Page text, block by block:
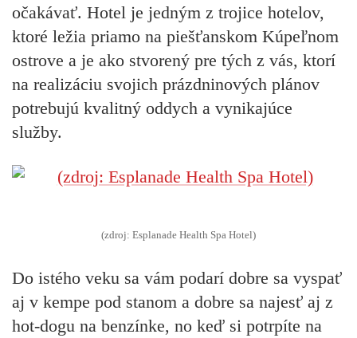
očakávať. Hotel je jedným z trojice hotelov,
ktoré ležia priamo na piešťanskom Kúpeľnom
ostrove a je ako stvorený pre tých z vás, ktorí
na realizáciu svojich prázdninových plánov
potrebujú kvalitný oddych a vynikajúce
služby.
(zdroj: Esplanade Health Spa Hotel)
Do istého veku sa vám podarí dobre sa vyspať
aj v kempe pod stanom a dobre sa najesť aj z
hot-dogu na benzínke, no keď si potrpíte na